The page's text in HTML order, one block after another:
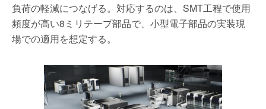
負荷の軽減につなげる。対応するのは、SMT工程で使用
頻度が高い8ミリテープ部品で、小型電子部品の実装現
場での適用を想定する。